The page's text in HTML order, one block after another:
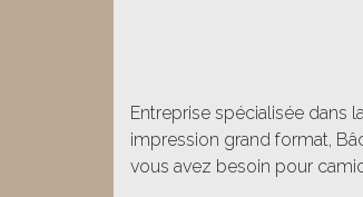
Entreprise spécialisée dans
impression grand format,
vous avez besoin pour